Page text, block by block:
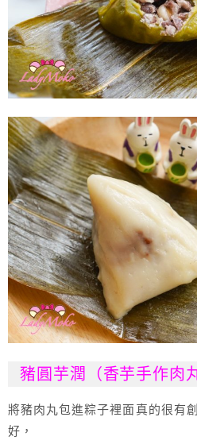
豬圓芋潤（香芋手作肉
將豬肉丸包進粽子裡面真的很有
好，